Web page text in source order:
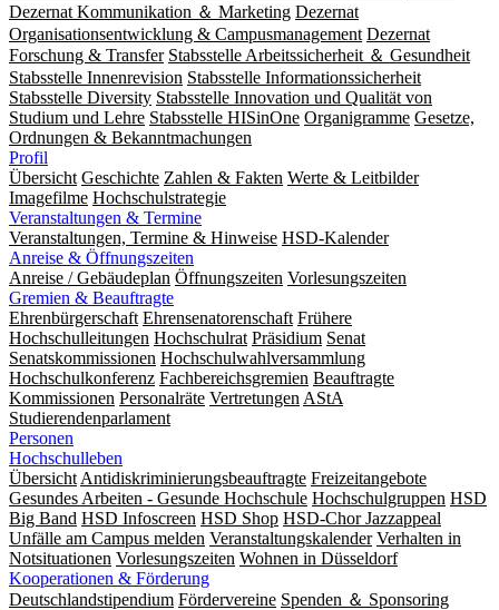
Dezernat Kommunikation ＆ Marketing Dezernat
Organisationsentwicklung & Campusmanagement Dezernat
Forschung & Transfer Stabsstelle Arbeitssicherheit ＆ Gesundheit
Stabsstelle Innenrevision Stabsstelle In­for­ma­ti­ons­sicher­heit
Stabsstelle Diversity Stabsstelle Innovation und Qualität von
Studium und Lehre Stabsstelle HISinOne Organigramme Gesetze,
Ordnungen & Bekanntmachungen
Profil
Übersicht Geschichte Zahlen & Fakten Werte & Leitbilder
Imagefilme Hochschulstrategie
Veranstaltungen & Termine
Veranstaltungen, Termine & Hinweise HSD-Kalender
Anreise & Öffnungszeiten
Anreise / Gebäudeplan Öffnungszeiten Vorlesungszeiten
Gremien & Beauftragte
Ehrenbürgerschaft Ehrensenatorenschaft Frühere
Hochschulleitungen Hochschulrat Präsidium Senat
Senatskommissionen Hochschulwahlversammlung
Hochschulkonferenz Fachbereichsgremien Beauftragte
Kommissionen Personalräte Vertretungen AStA
Studierendenparlament
Personen
Hochschulleben
Übersicht Antidiskriminierungsbeauftragte Freizeitangebote
Gesundes Arbeiten - Gesunde Hochschule Hochschulgruppen HSD
Big Band HSD Infoscreen HSD Shop HSD-Chor Jazzappeal
Unfälle am Campus melden Veranstaltungskalender Verhalten in
Notsituationen Vorlesungszeiten Wohnen in Düsseldorf
Kooperationen & Förderung
Deutschlandstipendium Fördervereine Spenden ＆ Sponsoring